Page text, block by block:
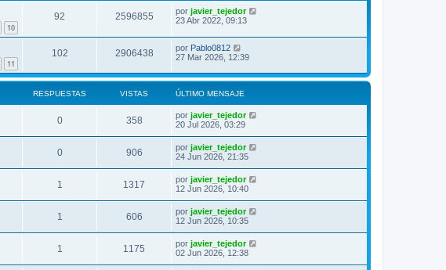
10
92 2596855 por javier_tejedor
23 Abr 2022, 09:13
11
102 2906438 por Pablo0812
27 Mar 2026, 12:39
RESPUESTAS VISTAS ÚLTIMO MENSAJE
0 358 por javier_tejedor
20 Jul 2026, 03:29
0 906 por javier_tejedor
24 Jun 2026, 21:35
1 1317 por javier_tejedor
12 Jun 2026, 10:40
1 606 por javier_tejedor
12 Jun 2026, 10:35
1 1175 por javier_tejedor
02 Jun 2026, 12:38